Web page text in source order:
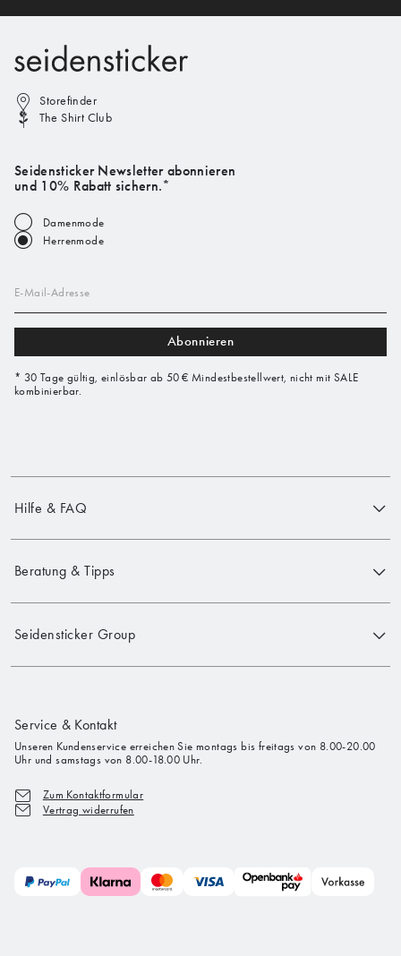
Storefinder
The Shirt Club
Seidensticker Newsletter abonnieren
und 10% Rabatt sichern.*
Damenmode
Herrenmode
E-Mail-Adresse
Abonnieren
* 30 Tage gültig, einlösbar ab 50 € Mindestbestellwert, nicht mit SALE
kombinierbar.
Hilfe & FAQ
Beratung & Tipps
Seidensticker Group
Service & Kontakt
Unseren Kundenservice erreichen Sie montags bis freitags von 8.00-20.00
Uhr und samstags von 8.00-18.00 Uhr.
Zum Kontaktformular
Vertrag widerrufen